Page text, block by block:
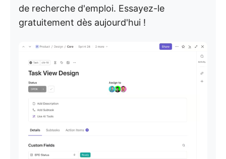
de recherche d'emploi. Essayez-le
gratuitement dès aujourd'hui !